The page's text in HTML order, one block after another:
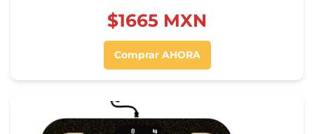
$‍1665 MXN
Comprar AHORA